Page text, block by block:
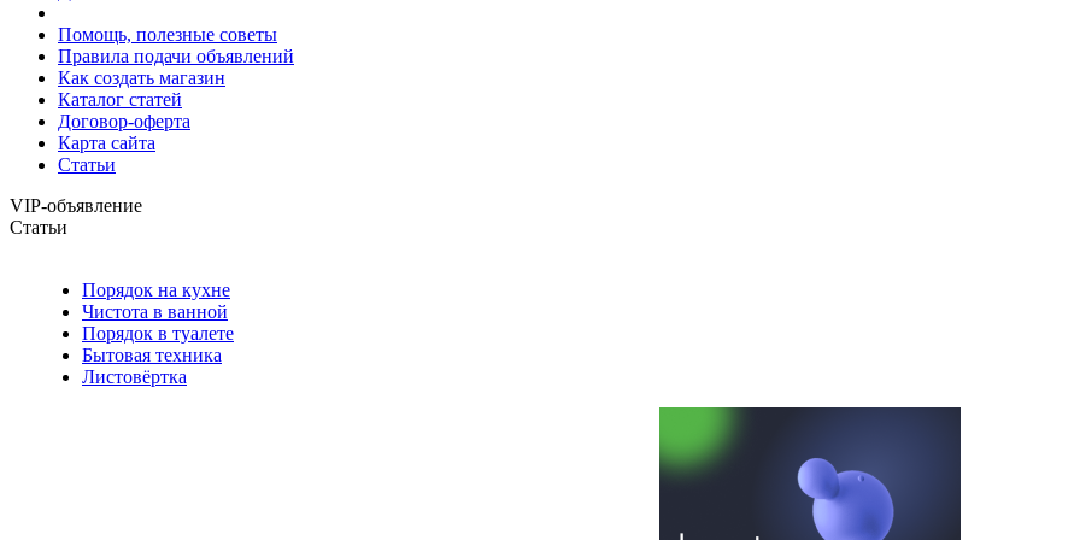
Помощь, полезные советы
Правила подачи объявлений
Как создать магазин
Каталог статей
Договор-оферта
Карта сайта
Статьи
VIP-объявление
Статьи
Порядок на кухне
Чистота в ванной
Порядок в туалете
Бытовая техника
Листовёртка